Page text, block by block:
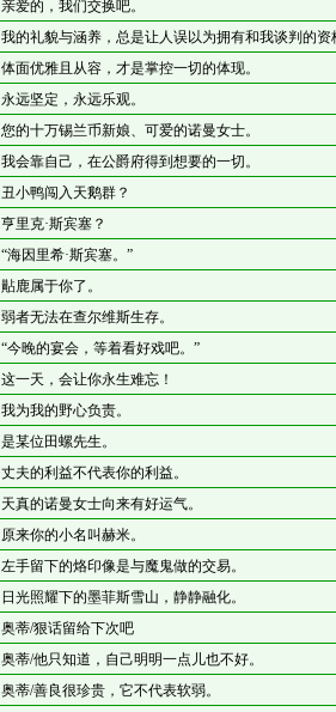
亲爱的，我们交换吧。
我的礼貌与涵养，总是让人误以为拥有和我谈判的资
体面优雅且从容，才是掌控一切的体现。
永远坚定，永远乐观。
您的十万锡兰币新娘、可爱的诺曼女士。
我会靠自己，在公爵府得到想要的一切。
丑小鸭闯入天鹅群？
亨里克·斯宾塞？
“海因里希·斯宾塞。”
黇鹿属于你了。
弱者无法在查尔维斯生存。
“今晚的宴会，等着看好戏吧。”
这一天，会让你永生难忘！
我为我的野心负责。
是某位田螺先生。
丈夫的利益不代表你的利益。
天真的诺曼女士向来有好运气。
原来你的小名叫赫米。
左手留下的烙印像是与魔鬼做的交易。
日光照耀下的墨菲斯雪山，静静融化。
奥蒂/狠话留给下次吧
奥蒂/他只知道，自己明明一点儿也不好。
奥蒂/善良很珍贵，它不代表软弱。